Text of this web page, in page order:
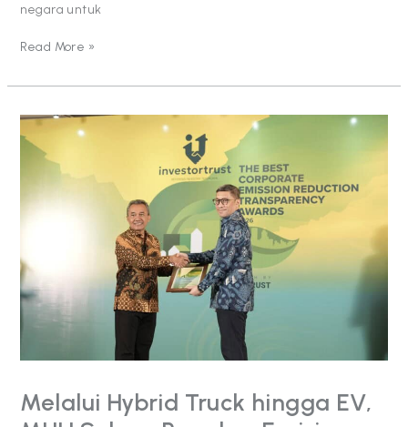
negara untuk
Read More »
Melalui Hybrid Truck hingga EV,
Melalui
Hybrid
Truck
hingga
EV,
MHU
Emisi
hingga
41